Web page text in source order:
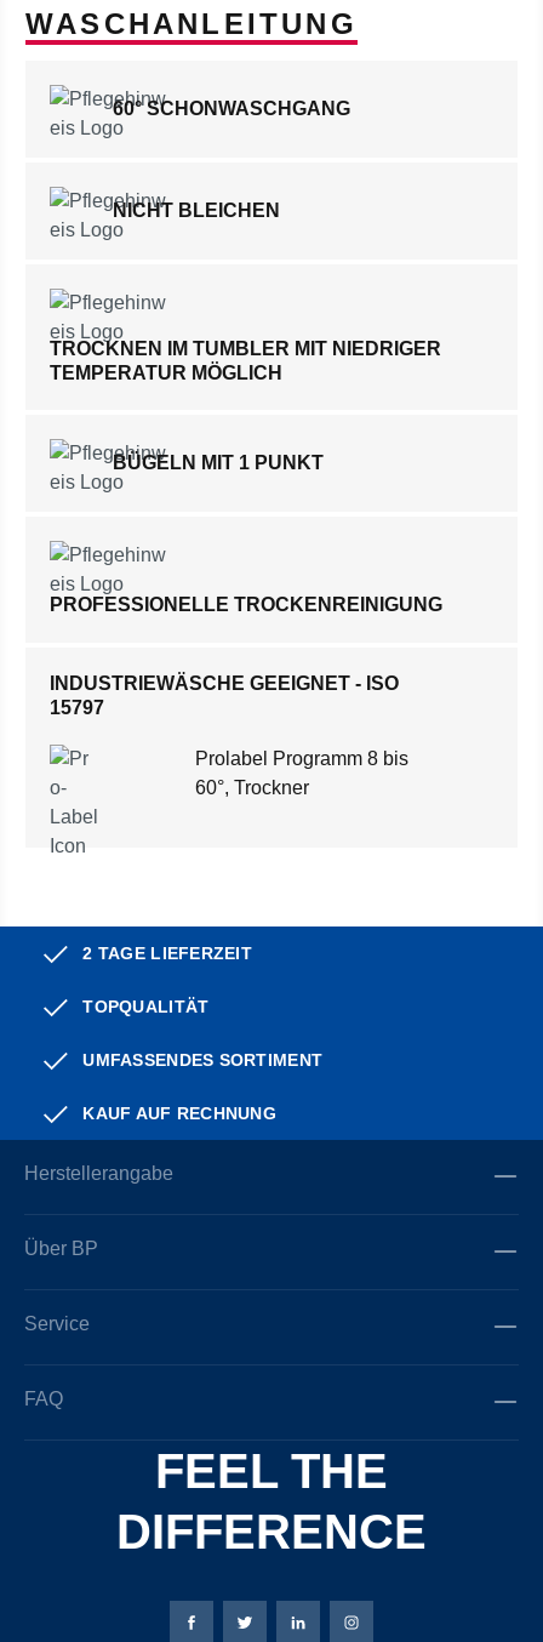
WASCHANLEITUNG
60° SCHONWASCHGANG
NICHT BLEICHEN
TROCKNEN IM TUMBLER MIT NIEDRIGER
TEMPERATUR MÖGLICH
BÜGELN MIT 1 PUNKT
PROFESSIONELLE TROCKENREINIGUNG
INDUSTRIEWÄSCHE GEEIGNET - ISO
15797
Prolabel Programm 8 bis
60°, Trockner
2 TAGE LIEFERZEIT
TOPQUALITÄT
UMFASSENDES SORTIMENT
KAUF AUF RECHNUNG
Herstellerangabe
Über BP
Service
FAQ
FEEL THE
DIFFERENCE
Bierbaum-Proenen Facebook-Seite
Bierbaum-Proenen Twitter Seite
Bierbaum-Proenen LinkedIn
Bierbaum-Proenen